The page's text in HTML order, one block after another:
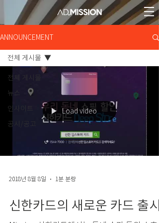
ANNOUNCEMENT
전체 게시물
뉴스
인사이트
공시/공고
전체 게시물
Load video
2018년 8월 8일 1분 분량
신한카드의 새로운 카드 출시